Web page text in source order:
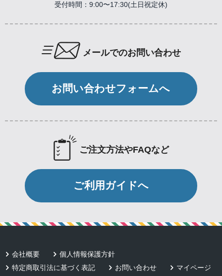
受付時間：9:00〜17:30(土日祝定休)
メールでのお問い合わせ
お問い合わせフォームへ
ご注文方法やFAQなど
ご利用ガイドへ
会社概要
個人情報保護方針
特定商取引法に基づく表記
お問い合わせ マイページ